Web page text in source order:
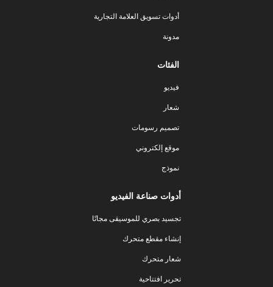
أدوات تسويق العلامة التجارية
مدونة
الفئات
فيديو
شعار
تصميم رسومات
موقع إلكتروني
نموذج
أدوات صناعة الفيديو
تجسيد بصري للموسيقى مجانًا
إنشاء مقطع متحرك
شعار متحرك
تحرير افتتاحية